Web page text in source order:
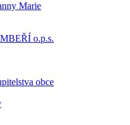
Marie
o.p.s.
obce